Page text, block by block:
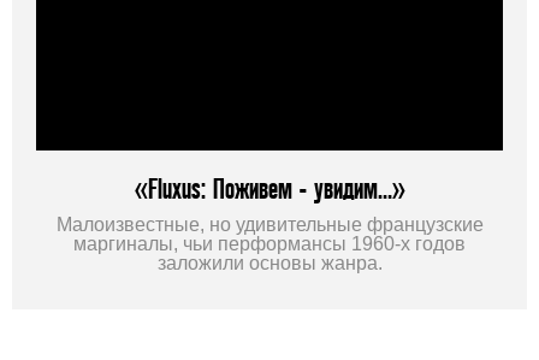
«Fluxus: Поживем - увидим…»
Малоизвестные, но удивительные французские
маргиналы, чьи перформансы 1960-х годов
заложили основы жанра.